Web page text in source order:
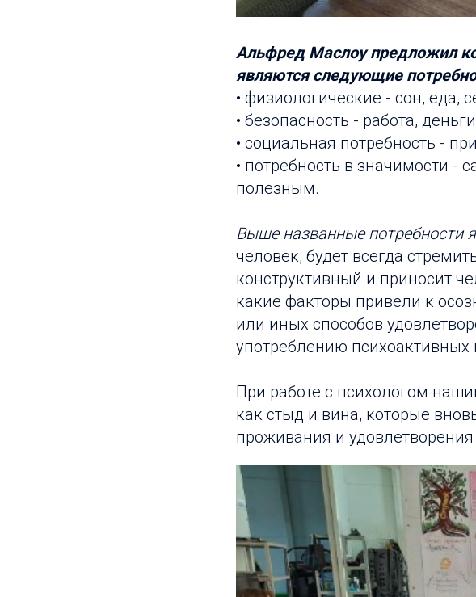
Альфред Маслоу предложил
являются следующие
• физиологические - сон, еда,
• безопасность - работа,
• социальная потребность -
• потребность в значимости -
полезным.
Выше названные потребности
человек, будет всегда
конструктивный и приносит
какие факторы привели к
или иных способов
употреблению психоактивных
При работе с психологом
как стыд и вина, которые
проживания и удовлетворения